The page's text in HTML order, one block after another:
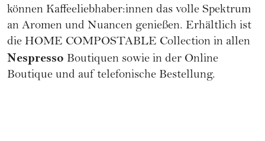
können Kaffeeliebhaber:innen das volle Spektrum
an Aromen und Nuancen genießen. Erhältlich ist
die HOME COMPOSTABLE Collection in allen
Nespresso Boutiquen sowie in der Online
Boutique und auf telefonische Bestellung.